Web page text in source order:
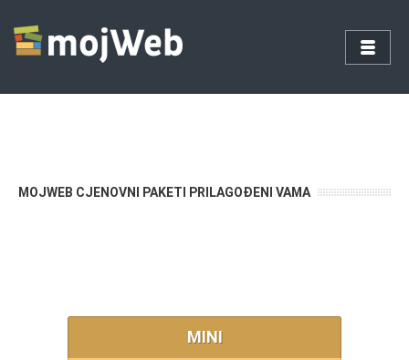
MOJWEB CJENOVNI PAKETI PRILAGOĐENI VAMA
MINI